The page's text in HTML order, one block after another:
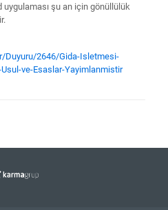
uygulaması şu an için gönüllülük
Duyuru/2646/Gida-Isletmesi-
Usul-ve-Esaslar-Yayimlanmistir